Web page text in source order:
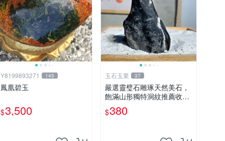
Y8199893271 145
鳳凰碧玉
$3,500
玉石玉業 37
嚴選靈璧石雕琢天然美石，
飽滿山形獨特洞紋推薦收藏
靈璧石 雕刻 石頭
$380